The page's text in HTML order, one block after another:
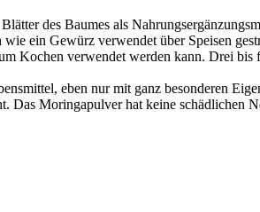
des Baumes als
wie ein Gewürz verwendet über Speisen
Kochen verwendet werden kann. Drei
eben nur mit ganz besonderen
Das Moringapulver hat keine schädlichen